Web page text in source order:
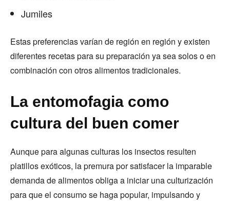
Jumiles
Estas preferencias varían de región en región y existen
diferentes recetas para su preparación ya sea solos o en
combinación con otros alimentos tradicionales.
La entomofagia como
cultura del buen comer
Aunque para algunas culturas los insectos resulten
platillos exóticos, la premura por satisfacer la imparable
demanda de alimentos obliga a iniciar una culturización
para que el consumo se haga popular, impulsando y